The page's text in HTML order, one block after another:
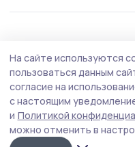
На сайте используются
пользоваться данным
согласие на
с настоящим
и Политикой
можно отменить в